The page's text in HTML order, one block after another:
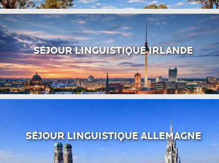
SÉJOUR LINGUISTIQUE IRLANDE
SÉJOUR LINGUISTIQUE ALLEMAGNE